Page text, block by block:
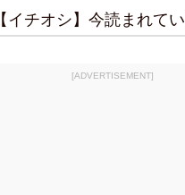
【イチオシ】今読まれて
[ADVERTISEMENT]